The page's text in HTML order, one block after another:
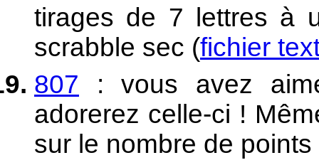
tirages de 7 lettres à
scrabble sec (fichier
807 : vous avez
adorerez celle-ci !
sur le nombre de